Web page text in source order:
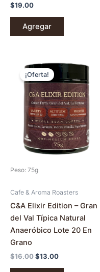
$19.00
Agregar
¡Oferta!
Peso: 75g
Cafe & Aroma Roasters
C&A Elixir Edition – Gran
del Val Típica Natural
Anaeróbico Lote 20 En
Grano
$16.00
El
precio
original
era:
$16.00.
$13.00
El
precio
actual
$13.00.